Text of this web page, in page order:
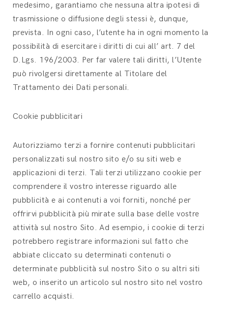
medesimo, garantiamo che nessuna altra ipotesi di
trasmissione o diffusione degli stessi è, dunque,
prevista. In ogni caso, l’utente ha in ogni momento la
possibilità di esercitare i diritti di cui all’ art. 7 del
D.Lgs. 196/2003. Per far valere tali diritti, l’Utente
può rivolgersi direttamente al Titolare del
Trattamento dei Dati personali.
Cookie pubblicitari
Autorizziamo terzi a fornire contenuti pubblicitari
personalizzati sul nostro sito e/o su siti web e
applicazioni di terzi. Tali terzi utilizzano cookie per
comprendere il vostro interesse riguardo alle
pubblicità e ai contenuti a voi forniti, nonché per
offrirvi pubblicità più mirate sulla base delle vostre
attività sul nostro Sito. Ad esempio, i cookie di terzi
potrebbero registrare informazioni sul fatto che
abbiate cliccato su determinati contenuti o
determinate pubblicità sul nostro Sito o su altri siti
web, o inserito un articolo sul nostro sito nel vostro
carrello acquisti.